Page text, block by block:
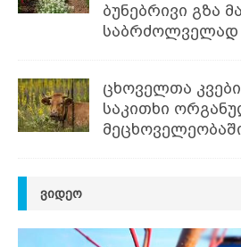
ბუნებრივი გზა
საბრძოლველად
ცხოველთა
საკითხი
ᲕᲘᲓᲔᲝ